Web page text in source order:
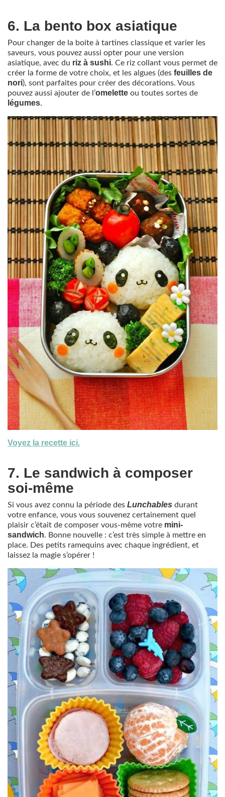
6. La bento box asiatique
Pour changer de la boite à tartines classique et varier les
saveurs, vous pouvez aussi opter pour une version
asiatique, avec du riz à sushi. Ce riz collant vous permet de
créer la forme de votre choix, et les algues (des feuilles de
nori), sont parfaites pour créer des décorations. Vous
pouvez aussi ajouter de l’omelette ou toutes sortes de
légumes.
Voyez la recette ici.
7. Le sandwich à composer
soi-même
Si vous avez connu la période des Lunchables durant
votre enfance, vous vous souvenez certainement quel
plaisir c’était de composer vous-même votre mini-
sandwich. Bonne nouvelle : c’est très simple à mettre en
place. Des petits ramequins avec chaque ingrédient, et
laissez la magie s’opérer !